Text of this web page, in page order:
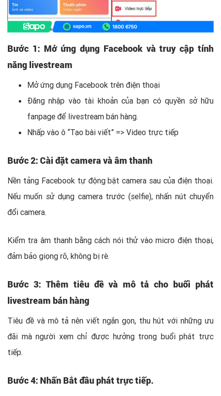
Bước 1: Mở ứng dụng Facebook và truy cập tính
năng livestream
Mở ứng dụng Facebook trên điện thoại
Đăng nhập vào tài khoản của bạn có quyền sở hữu
fanpage để livestream bán hàng.
Nhấp vào ô “Tạo bài viết” => Video trực tiếp
Bước 2: Cài đặt camera và âm thanh
Nền tảng Facebook tự động bật camera sau của điện thoại.
Nếu muốn sử dụng camera trước (selfie), nhấn nút chuyển
đổi camera.
Kiểm tra âm thanh bằng cách nói thử vào micro điện thoại,
đảm bảo giọng rõ, không bị rè.
Bước 3: Thêm tiêu đề và mô tả cho buổi phát
livestream bán hàng
Tiêu đề và mô tả nên viết ngắn gọn, thu hút với những ưu
đãi mà người xem chỉ được hưởng trong buổi phát trực
tiếp.
Bước 4: Nhấn Bắt đầu phát trực tiếp.